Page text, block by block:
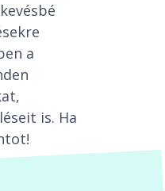
a
is. Ha